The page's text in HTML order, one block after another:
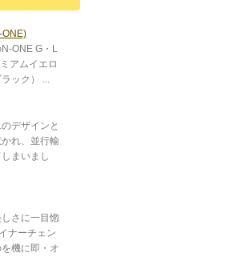
ONE)
ONE G・L
アムイエロ
ック） ...
デザインと
れ、並行輸
まいまし
さに一目惚
ナーチェン
機に即・オ